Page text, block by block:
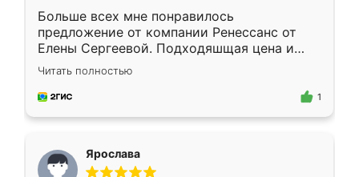
Больше всех мне понравилось
предложение от компании Ренессанс от
Елены Сергеевой. Подходяшщая цена и
короткие сроки изготовления. Приехавший
для замера сотрудник Владислав
предложил по моему эскизу самый
Читать полностью
1
Ярослава